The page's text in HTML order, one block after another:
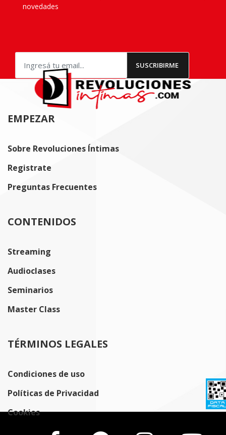
novedades
EMPEZAR
Sobre Revoluciones Íntimas
Registrate
Preguntas Frecuentes
CONTENIDOS
Streaming
Audioclases
Seminarios
Master Class
TÉRMINOS LEGALES
Condiciones de uso
Políticas de Privacidad
Cookies